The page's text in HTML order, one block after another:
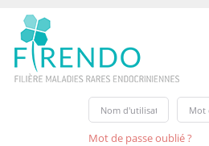
Mot de passe oublié ?